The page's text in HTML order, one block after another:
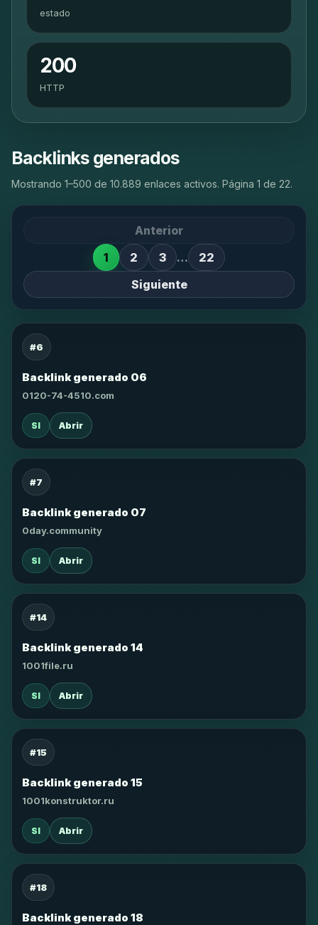
estado
200
HTTP
Backlinks generados
Mostrando 1–500 de 10.889 enlaces activos. Página 1 de 22.
Anterior
1
2 3 …
22
Siguiente
#6
Backlink generado 06
0120-74-4510.com
SI Abrir
#7
Backlink generado 07
0day.community
SI Abrir
#14
Backlink generado 14
1001file.ru
SI Abrir
#15
Backlink generado 15
1001konstruktor.ru
SI Abrir
#18
Backlink generado 18